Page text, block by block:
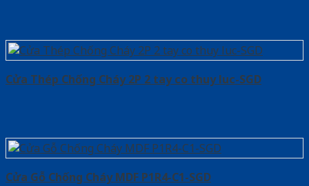
Cửa Thép Chống Cháy 2P 2 tay co thuy luc-SGD
Cửa Gỗ Chống Cháy MDF P1R4-C1-SGD